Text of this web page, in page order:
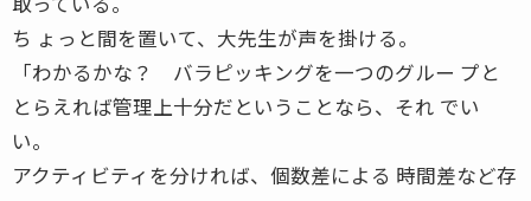
ち ょっと間を置いて、大先生が声を掛ける。
「わかるかな？ バラピッキングを一つのグルー プと
とらえれば管理上十分だということなら、それ でい
い。
アクティビティを分ければ、個数差による 時間差など存